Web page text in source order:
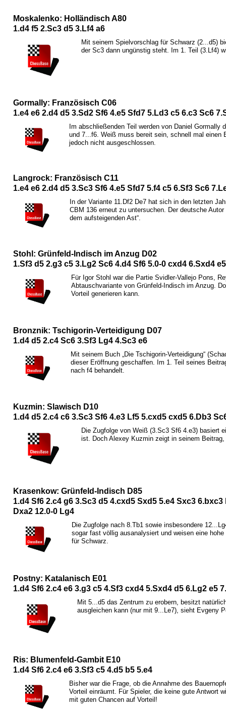
Moskalenko: Holländisch A80
1.d4 f5 2.Sc3 d5 3.Lf4 a6
Mit seinem Spielvorschlag für Schwarz (2...d5)
der Sc3 dann ungünstig steht. Im 1. Teil (3. Lf4)
Gormally: Französisch C06
1.e4 e6 2.d4 d5 3.Sd2 Sf6 4.e5 Sfd7 5.Ld3 c5 6.c3 Sc6 7.
Im abschließenden Teil werden von Daniel
und 7...f6. Weiß muss bereit sein, schnell mal einen
jedoch nicht ausgeschlossen.
Langrock: Französisch C11
1.e4 e6 2.d4 d5 3.Sc3 Sf6 4.e5 Sfd7 5.f4 c5 6.Sf3 Sc6 7.L
In der Variante 11. Df2 De7 hat sich in den letzten
CBM 136 erneut zu untersuchen. Der deutsche
dem aufsteigenden Ast“.
Stohl: Grünfeld-Indisch im Anzug D02
1.Sf3 d5 2.g3 c5 3.Lg2 Sc6 4.d4 Sf6 5.0-0 cxd4 6.Sxd4
Für Igor Stohl war die Partie Svidler-Vallejo Pons,
Abtauschvariante von Grünfeld-Indisch im Anzug.
Vorteil generieren kann.
Bronznik: Tschigorin-Verteidigung D07
1.d4 d5 2.c4 Sc6 3.Sf3 Lg4 4.Sc3 e6
Mit seinem Buch „Die Tschigorin-Verteidigung“
dieser Eröffnung geschaffen. Im 1. Teil seines
nach f4 behandelt.
Kuzmin: Slawisch D10
1.d4 d5 2.c4 c6 3.Sc3 Sf6 4.e3 Lf5 5.cxd5 cxd5 6.D b3 S
Die Zugfolge von Weiß (3.Sc3 Sf6 4.e3) basiert
ist. Doch Alexey Kuzmin zeigt in seinem
Krasenkow: Grünfeld-Indisch D85
1.d4 Sf6 2.c4 g6 3.Sc3 d5 4.cxd5 Sxd5 5.e4 Sxc3 6.bxc3
Dxa2 12.0-0 Lg4
Die Zugfolge nach 8.Tb1 sowie insbesondere 12... L
sogar fast völlig ausanalysiert und weisen eine
für Schwarz.
Postny: Katalanisch E01
1.d4 Sf6 2.c4 e6 3.g3 c5 4.Sf3 cxd4 5.Sxd4 d5 6.Lg2 e5 7.
Mit 5...d5 das Zentrum zu erobern, besitzt
ausgleichen kann (nur mit 9... Le7), sieht Evgeny
Ris: Blumenfeld-Gambit E10
1.d4 Sf6 2.c4 e6 3.Sf3 c5 4.d5 b5 5.e4
Bisher war die Frage, ob die Annahme des
Vorteil einräumt. Für Spieler, die keine gute Antwort
mit guten Chancen auf Vorteil!